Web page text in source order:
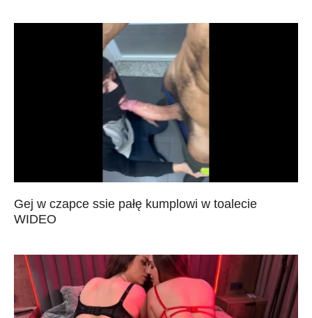
Gej w czapce ssie pałę kumplowi w toalecie
WIDEO